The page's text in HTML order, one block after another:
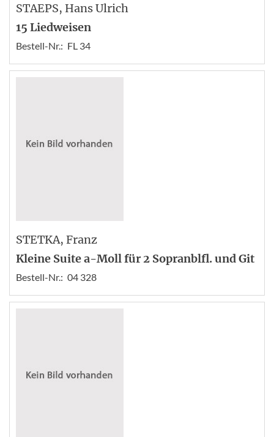
STAEPS, Hans Ulrich
15 Liedweisen
Bestell-Nr.: FL 34
STETKA, Franz
Kleine Suite a-Moll für 2 Sopranblfl. und Git
Bestell-Nr.: 04 328